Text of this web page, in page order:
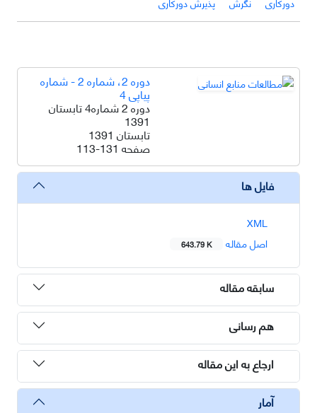
دوره 2، شماره 2 - شماره
پیاپی 4
دوره 2 شماره4 تابستان
1391
تابستان 1391
صفحه113-131
فایل ها
XML
اصل مقاله
643.79 K
سابقه مقاله
هم رسانی
ارجاع به این مقاله
آمار